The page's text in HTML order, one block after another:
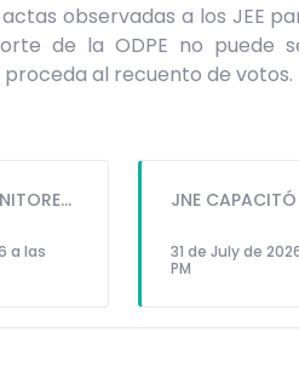
actas observadas a los JEE
de la ODPE no puede
al recuento de votos.
JNE DESPLEGÓ MONITORES DE PREVENCIÓN DE CONFLICTOS A DIVERSAS REGIONES PARA GARANTIZAR UN PROCESO ELECTORAL PACÍFICO Y SEGURO
a las
31 de July de
PM